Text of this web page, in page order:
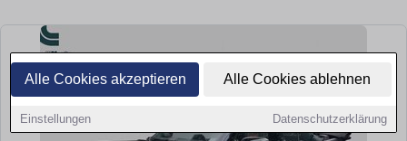
Alle Cookies akzeptieren Alle Cookies ablehnen
Einstellungen Datenschutzerklärung